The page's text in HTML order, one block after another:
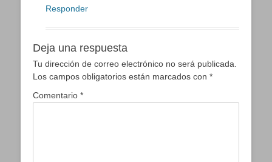
Responder
Deja una respuesta
Tu dirección de correo electrónico no será publicada.
Los campos obligatorios están marcados con *
Comentario *